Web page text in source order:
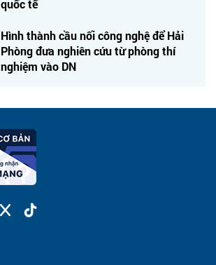
quốc tế
Hình thành cầu nối công nghệ để Hải
Phòng đưa nghiên cứu từ phòng thí
nghiệm vào DN